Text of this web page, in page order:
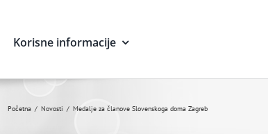
Korisne informacije
Početna Novosti Medalje za članove Slovenskoga doma Zagreb